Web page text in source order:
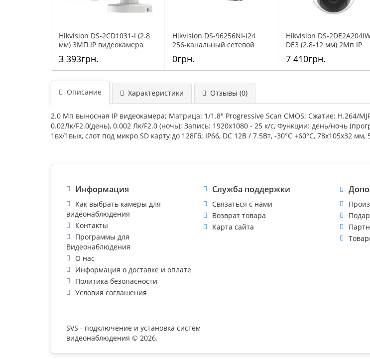
Hikvision DS-2CD1031-I (2.8
мм) 3МП IP видеокамера
3 393грн.
Hikvision DS-96256NI-I24
256-канальный сетевой
видеорегистратор
0грн.
Hikvision DS-
DE3 (2.8-12 мм) 2Мп IP
роботизированная
видеокамера
7 410грн.
Описание Характеристики Отзывы (0)
2.0 Мп выносная IP видеокамера; Матрица: 1/1.8" Progressive Scan CMOS; Сжатие: H.264/
0.02Лк/F2.0(день), 0.002 Лк/F2.0 (ночь); Запись: 1920х1080 - 25 к/с, Функции: день/ночь
1вх/1вых, слот под микро SD карту до 128Гб; IP66, DC 12В / 7.5Вт, -30°С +60°С, 78x105x32
Информация
Как выбрать камеры для
видеонаблюдения
Контакты
Программы для
Видеонаблюдения
О нас
Информация о доставке и оплате
Политика безопасности
Условия соглашения
Служба поддержки
Связаться с нами
Возврат товара
Карта сайта
SVS - подключение и установка систем
видеонаблюдения © 2026.